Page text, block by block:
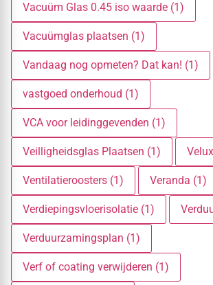
Vacuüm Glas 0.45 iso waarde (1)
Vacuümglas plaatsen (1)
Vandaag nog opmeten? Dat kan! (1)
vastgoed onderhoud (1)
VCA voor leidinggevenden (1)
Veilligheidsglas Plaatsen (1)
Ventilatieroosters (1) Veranda (1)
Verdiepingsvloerisolatie (1)
Verduurzamingsplan (1)
Verf of coating verwijderen (1)